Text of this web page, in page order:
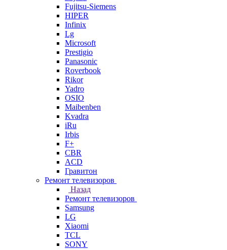
Fujitsu-Siemens
HIPER
Infinix
Lg
Microsoft
Prestigio
Panasonic
Roverbook
Rikor
Yadro
OSIO
Maibenben
Kvadra
iRu
Irbis
F+
CBR
ACD
Гравитон
Ремонт телевизоров
Назад
Ремонт телевизоров
Samsung
LG
Xiaomi
TCL
SONY